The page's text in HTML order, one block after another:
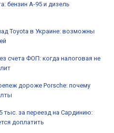
бензин А-95 и дизель
Toyota в Украине: возможны
счета ФОП: когда налоговая не
дороже Porsche: почему
тыс. за переезд на Сардинию:
доплатить